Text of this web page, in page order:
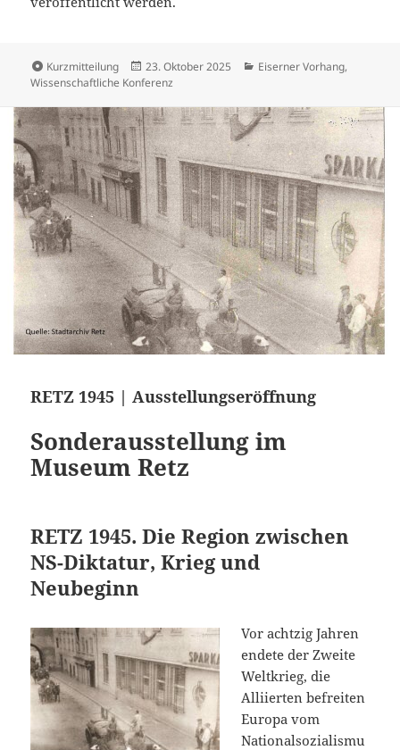
Format
Kurzmitteilung
Veröffentlicht
am
23. Oktober 2025 Kategorien
Eiserner Vorhang,
Wissenschaftliche Konferenz
RETZ 1945 | Ausstellungseröffnung
Sonderausstellung im
Museum Retz
RETZ 1945. Die Region zwischen
NS-Diktatur, Krieg und
Neubeginn
Vor achtzig Jahren
endete der Zweite
Weltkrieg, die
Alliierten befreiten
Europa vom
Nationalsozialismu